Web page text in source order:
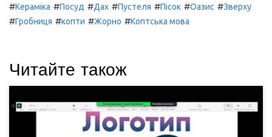
#Кераміка #Посуд #Дах #Пустеля #Пісок #Оазис #Зверху
#Гробниця #копти #Жорно #Коптська мова
Читайте також